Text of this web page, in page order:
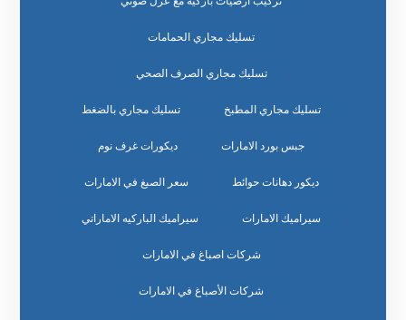
تسليك مجاري الحمامات
تسليك مجاري الصرف الصحي
تسليك مجاري المطبخ تسليك مجاري بالضغط
جبس بورد الامارات ديكورات غرف نوم
ديكور دهانات حوائط سعر الصبغ في الامارات
سيراميك الامارات سيراميك الباركيه الاماراتي
شركات اصباغ في الامارات
شركات الأصباغ في الامارات